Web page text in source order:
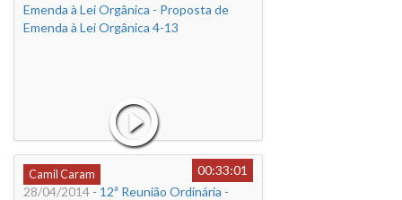
Emenda à Lei Orgânica - Proposta de
Emenda à Lei Orgânica 4-13
Camil Caram
00:33:01
28/04/2014 - 12ª Reunião Ordinária -